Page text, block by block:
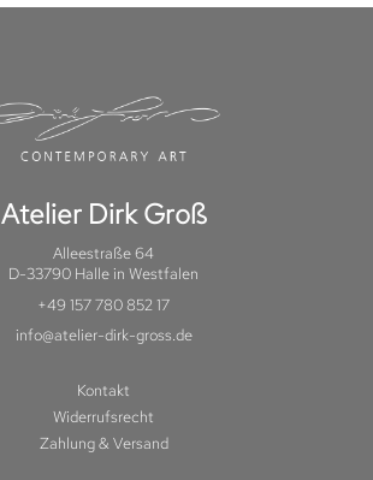
Atelier Dirk Groß
Alleestraße 64
D-33790 Halle in Westfalen
+49 157 780 852 17
info@atelier-dirk-gross.de
Kontakt
Widerrufsrecht
Zahlung & Versand